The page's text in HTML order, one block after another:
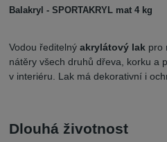
Balakryl - SPORTAKRYL mat 4 kg
Vodou ředitelnýakrylátový lak pro
nátěry všech druhů dřeva, korku a
v interiéru. Lak má dekorativní i
Dlouhá životnost